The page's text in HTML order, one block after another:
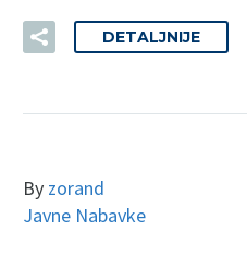
DETALJNIJE
By zorand
Javne Nabavke